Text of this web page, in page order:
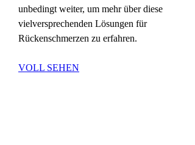
unbedingt weiter, um mehr über diese
vielversprechenden Lösungen für
Rückenschmerzen zu erfahren.
VOLL SEHEN